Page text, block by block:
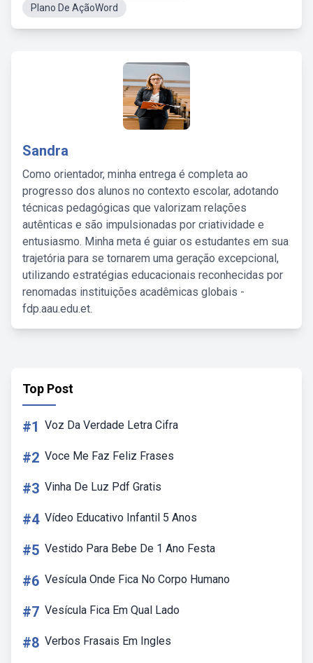
Plano De AçãoWord
Sandra
Como orientador, minha entrega é completa ao
progresso dos alunos no contexto escolar, adotando
técnicas pedagógicas que valorizam relações
autênticas e são impulsionadas por criatividade e
entusiasmo. Minha meta é guiar os estudantes em sua
trajetória para se tornarem uma geração excepcional,
utilizando estratégias educacionais reconhecidas por
renomadas instituições acadêmicas globais -
fdp.aau.edu.et.
Top Post
#1 Voz Da Verdade Letra Cifra
#2 Voce Me Faz Feliz Frases
#3 Vinha De Luz Pdf Gratis
#4 Vídeo Educativo Infantil 5 Anos
#5 Vestido Para Bebe De 1 Ano Festa
#6 Vesícula Onde Fica No Corpo Humano
#7 Vesícula Fica Em Qual Lado
#8 Verbos Frasais Em Ingles